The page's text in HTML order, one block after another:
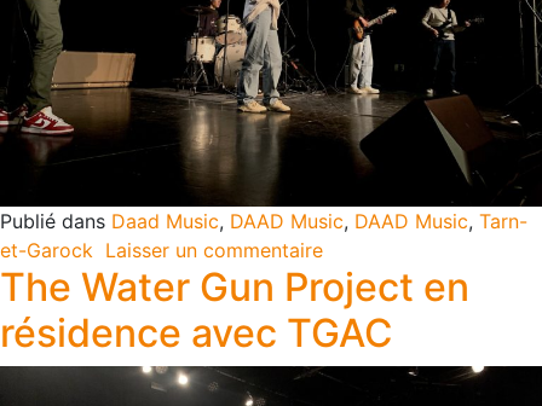
Publié dans Daad Music, DAAD Music, DAAD Music, Tarn-
et-Garock Laisser un commentaire
The Water Gun Project en
résidence avec TGAC